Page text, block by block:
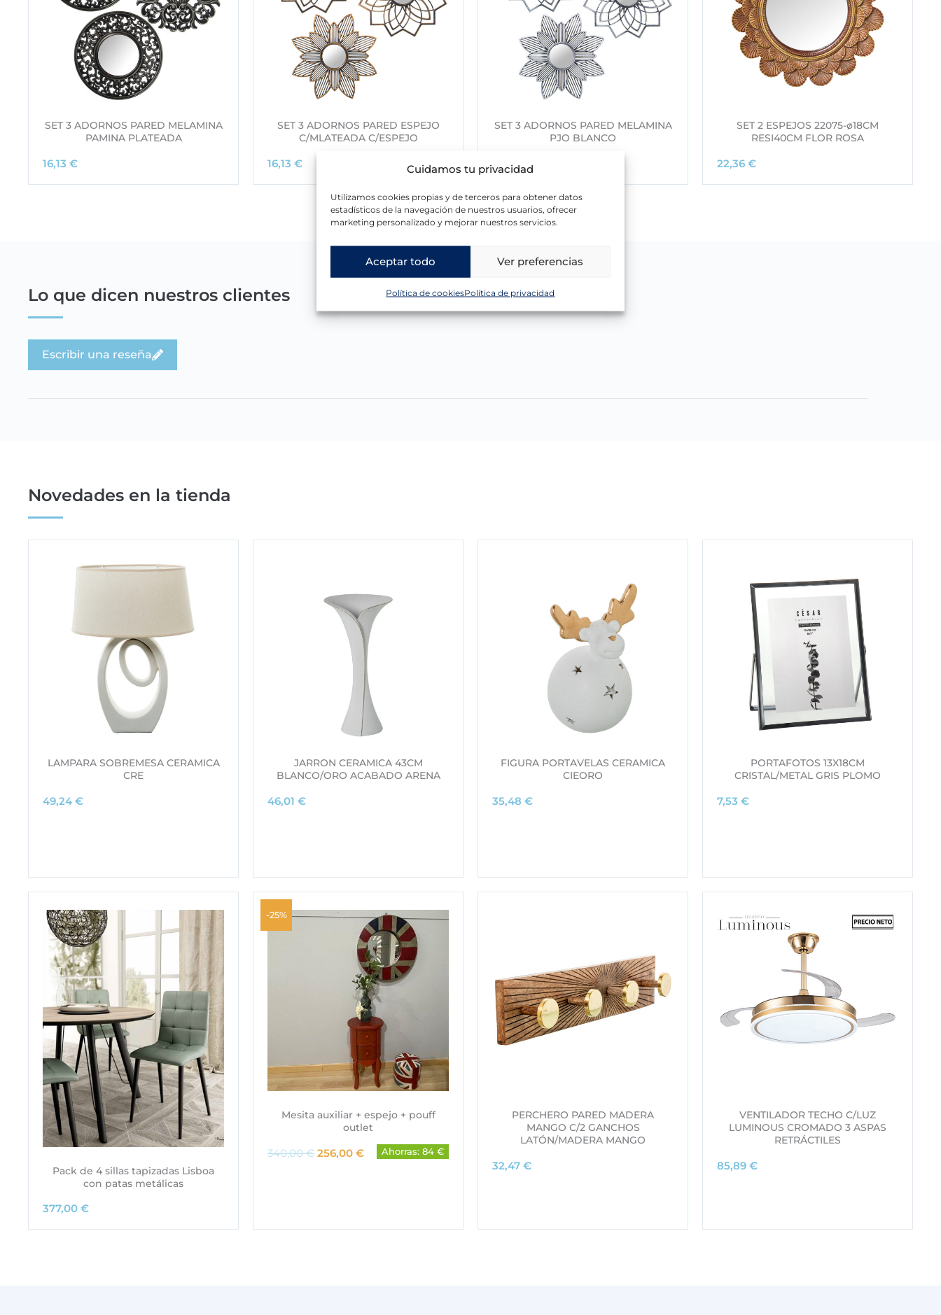
Cuidamos tu privacidad
Utilizamos cookies propias y de terceros para obtener datos
estadísticos de la navegación de nuestros usuarios, ofrecer
marketing personalizado y mejorar nuestros servicios.
Aceptar todo Ver preferencias
Política de cookiesPolítica de privacidad
SET 3 ADORNOS PARED MELAMINA
PAMINA PLATEADA
16,13 €
SET 3 ADORNOS PARED ESPEJO
C/MLATEADA C/ESPEJO
16,13 €
SET 3 ADORNOS PARED MELAMINA
PJO BLANCO
16,13€
SET 2 ESPEJOS 22075-ø18CM
RESI40CM FLOR ROSA
22,36 €
Lo que dicen nuestros clientes
Escribir una reseña
Novedades en la tienda
LAMPARA SOBREMESA CERAMICA
CRE
49,24 €
JARRON CERAMICA 43CM
BLANCO/ORO ACABADO ARENA
46,01 €
FIGURA PORTAVELAS CERAMICA
CIEORO
35,48 €
PORTAFOTOS 13X18CM
CRISTAL/METAL GRIS PLOMO
7,53 €
Pack de 4 sillas tapizadas Lisboa
con patas metálicas
377,00 €
-25%
Mesita auxiliar + espejo + pouff
outlet
340,00€ E
c
256,00 €E
c
Ahorras: 84 €
PERCHERO PARED MADERA
MANGO C/2 GANCHOS
LATÓN/MADERA MANGO
32,47 €
VENTILADOR TECHO C/LUZ
LUMINOUS CROMADO 3 ASPAS
RETRÁCTILES
85,89 €